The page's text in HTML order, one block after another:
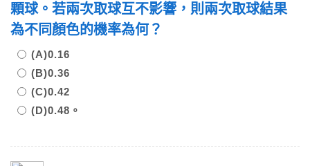
顆球。若兩次取球互不影響，則兩次取球結果
為不同顏色的機率為何？
(A)0.16
(B)0.36
(C)0.42
(D)0.48。